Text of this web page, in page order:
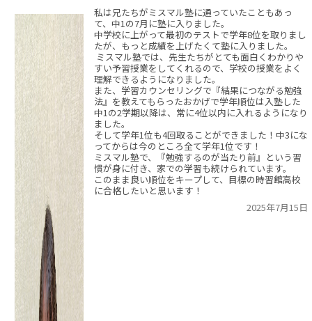
私は兄たちがミスマル塾に通っていたこともあっ
て、中1の7月に塾に入りました。
中学校に上がって最初のテストで学年8位を取りまし
たが、もっと成績を上げたくて塾に入りました。
ミスマル塾では、先生たちがとても面白くわかりや
すい予習授業をしてくれるので、学校の授業をよく
理解できるようになりました。
また、学習カウンセリングで『結果につながる勉強
法』を教えてもらったおかげで学年順位は入塾した
中1の2学期以降は、常に4位以内に入れるようになり
ました。
そして学年1位も4回取ることができました！中3にな
ってからは今のところ全て学年1位です！
ミスマル塾で、『勉強するのが当たり前』という習
慣が身に付き、家での学習も続けられています。
このまま良い順位をキープして、目標の時習館高校
に合格したいと思います！
2025年7月15日